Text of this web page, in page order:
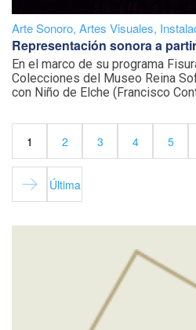
Arte Sonoro, Artes Visuales,
Representación sonora a
En el marco de su programa
Colecciones del Museo Reina
con Niño de Elche (Francisco
1 2 3 4 5
Última